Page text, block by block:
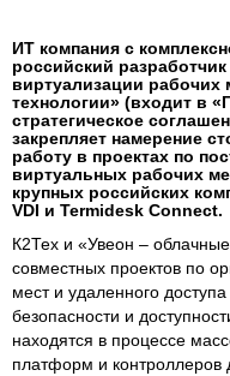
ИТ компания с
российский
виртуализации рабочих
технологии» (входит в
стратегическое
закрепляет намерение
работу в проектах по
виртуальных рабочих
крупных российских
VDI и Termidesk Connect.
К2Тех и «Увеон –
совместных проектов по
мест и удаленного
безопасности и
находятся в процессе
платформ и контроллеров